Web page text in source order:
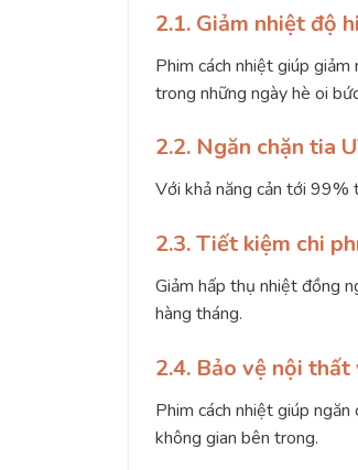
2.1. Giảm nhiệt độ
Phim cách nhiệt giúp
trong những ngày hè oi
2.2. Ngăn chặn tia
Với khả năng cản tới 99%
2.3. Tiết kiệm chi
Giảm hấp thụ nhiệt đồng
hàng tháng.
2.4. Bảo vệ nội
Phim cách nhiệt giúp
không gian bên trong.